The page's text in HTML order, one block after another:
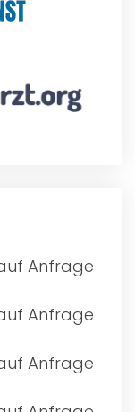
Anfrage
Anfrage
Anfrage